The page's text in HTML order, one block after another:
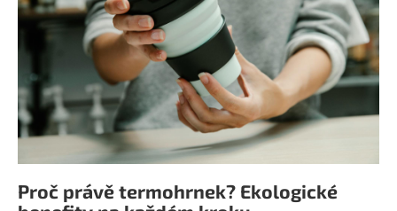
Proč právě termohrnek? Ekologické